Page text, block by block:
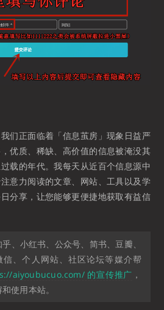
们正面临着「信息茧房」现象日益严
优质、稀缺、高价值的信息被淹没其
载的年代。我每天从近百个信息源中
意力阅读的文章、网站、工具以及学
分享，让您能够更便捷地获取有益信
、小红书、公众号、简书、豆瓣、
、个人网站、社区论坛等媒介帮
aiyoubucuo.com/ 的宣传推广 ，
使用本站。